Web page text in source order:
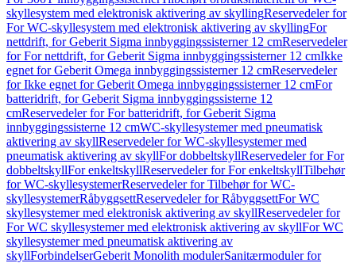
skyllesystem med elektronisk aktivering av skyllingReservedeler for
For WC-skyllesystem med elektronisk aktivering av skyllingFor
nettdrift, for Geberit Sigma innbyggingssisterner 12 cmReservedeler
for For nettdrift, for Geberit Sigma innbyggingssisterner 12 cmIkke
egnet for Geberit Omega innbyggingssisterner 12 cmReservedeler
for Ikke egnet for Geberit Omega innbyggingssisterner 12 cmFor
batteridrift, for Geberit Sigma innbyggingssisterne 12
cmReservedeler for For batteridrift, for Geberit Sigma
innbyggingssisterne 12 cmWC-skyllesystemer med pneumatisk
aktivering av skyllReservedeler for WC-skyllesystemer med
pneumatisk aktivering av skyllFor dobbeltskyllReservedeler for For
dobbeltskyllFor enkeltskyllReservedeler for For enkeltskyllTilbehør
for WC-skyllesystemerReservedeler for Tilbehør for WC-
skyllesystemerRåbyggsettReservedeler for RåbyggsettFor WC
skyllesystemer med elektronisk aktivering av skyllReservedeler for
For WC skyllesystemer med elektronisk aktivering av skyllFor WC
skyllesystemer med pneumatisk aktivering av
skyllForbindelserGeberit Monolith modulerSanitærmoduler for